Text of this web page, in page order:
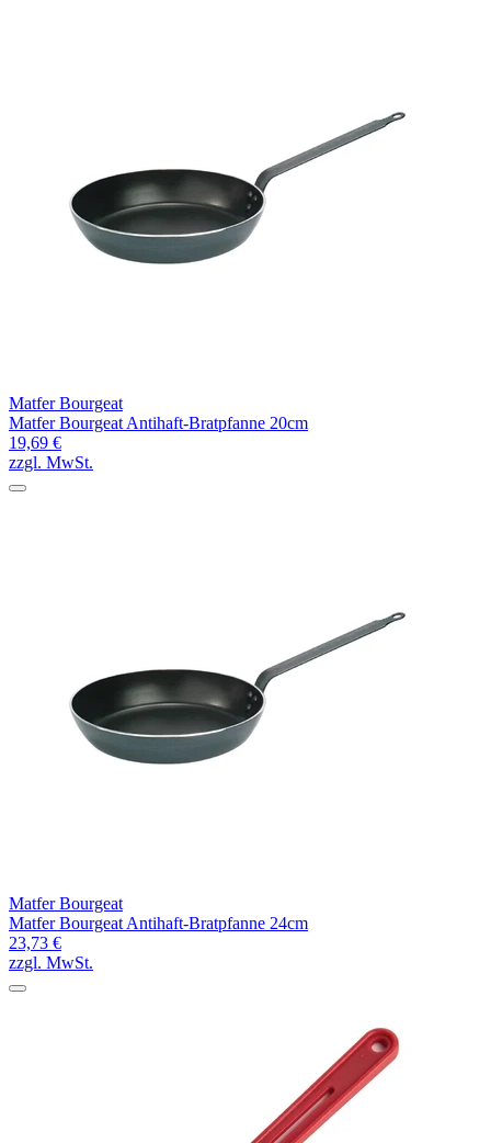
Matfer Bourgeat
Matfer Bourgeat Antihaft-Bratpfanne 20cm
19,69 €
zzgl. MwSt.
Matfer Bourgeat
Matfer Bourgeat Antihaft-Bratpfanne 24cm
23,73 €
zzgl. MwSt.